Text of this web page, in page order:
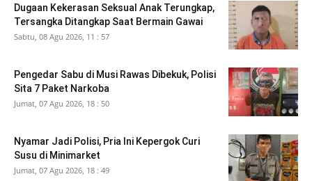
Dugaan Kekerasan Seksual Anak Terungkap,
Tersangka Ditangkap Saat Bermain Gawai
Sabtu, 08 Agu 2026, 11 : 57
Pengedar Sabu di Musi Rawas Dibekuk, Polisi
Sita 7 Paket Narkoba
Jumat, 07 Agu 2026, 18 : 50
Nyamar Jadi Polisi, Pria Ini Kepergok Curi
Susu di Minimarket
Jumat, 07 Agu 2026, 18 : 49